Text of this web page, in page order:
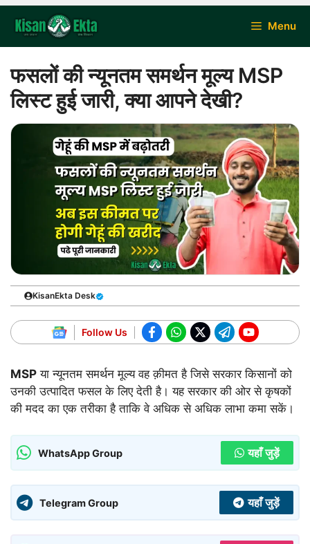
content
Menu
फसलों की न्यूनतम समर्थन मूल्य MSP
लिस्ट हुई जारी, क्या आपने देखी?
KisanEkta Desk
Follow Us
MSP या न्यूनतम समर्थन मूल्य वह क़ीमत है जिसे सरकार किसानों को
उनकी उत्पादित फसल के लिए देती है। यह सरकार की ओर से कृषकों
की मदद का एक तरीका है ताकि वे अधिक से अधिक लाभा कमा सकें।
WhatsApp Group यहाँ जुड़ें
Telegram Group यहाँ जुड़ें